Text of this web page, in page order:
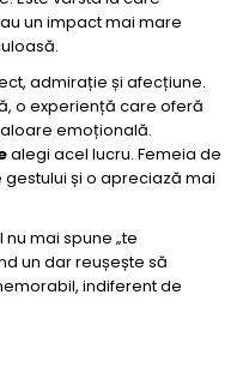
un impact mai mare
admirație și afecțiune.
o experiență care oferă
emoțională.
alegi acel lucru. Femeia de
și o apreciază mai
mai spune „te
un dar reușește să
indiferent de